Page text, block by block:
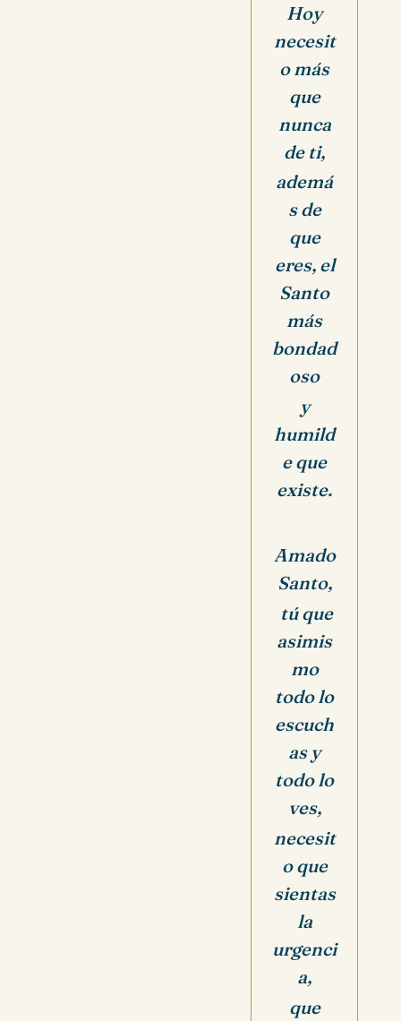
Hoy
necesit
o más
que
nunca
de ti,
ademá
s de
que
eres, el
Santo
más
bondad
oso
y
humild
e que
existe.
Amado
Santo,
tú que
asimis
mo
todo lo
escuch
as y
todo lo
ves,
necesit
o que
sientas
la
urgenci
a,
que